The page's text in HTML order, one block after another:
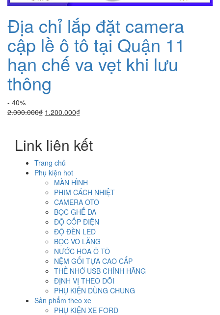
Địa chỉ lắp đặt camera
cập lề ô tô tại Quận 11
hạn chế va vẹt khi lưu
thông
- 40%
2.000.000₫ Giá
2.000.000₫.
1.200.000₫Giá
là:
1.200.000₫.
Link liên kết
Trang chủ
Phụ kiện hot
MÀN HÌNH
PHIM CÁCH NHIỆT
CAMERA OTO
BỌC GHẾ DA
ĐỘ CỐP ĐIỆN
ĐỘ ĐÈN LED
BỌC VÔ LĂNG
NƯỚC HOA Ô TÔ
NỆM GỐI TỰA CAO CẤP
THẺ NHỚ USB CHÍNH HÃNG
ĐỊNH VỊ THEO DÕI
PHỤ KIỆN DÙNG CHUNG
Sản phẩm theo xe
PHỤ KIỆN XE FORD